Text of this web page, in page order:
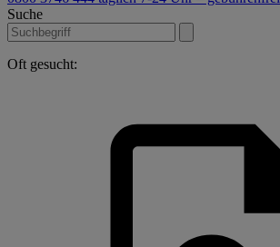
Suche
Oft gesucht: